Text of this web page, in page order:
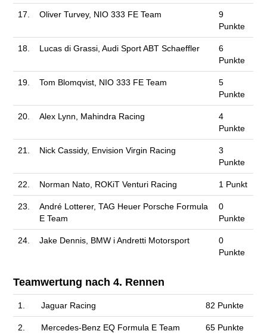
17. Oliver Turvey, NIO 333 FE Team
9
Punkte
18. Lucas di Grassi, Audi Sport ABT Schaeffler
6
Punkte
19. Tom Blomqvist, NIO 333 FE Team
5
Punkte
20. Alex Lynn, Mahindra Racing
4
Punkte
21. Nick Cassidy, Envision Virgin Racing
3
Punkte
22. Norman Nato, ROKiT Venturi Racing 1 Punkt
23.
André Lotterer, TAG Heuer Porsche Formula
E Team
0
Punkte
24. Jake Dennis, BMW i Andretti Motorsport
0
Punkte
Teamwertung nach 4. Rennen
1. Jaguar Racing 82 Punkte
2. Mercedes-Benz EQ Formula E Team 65 Punkte